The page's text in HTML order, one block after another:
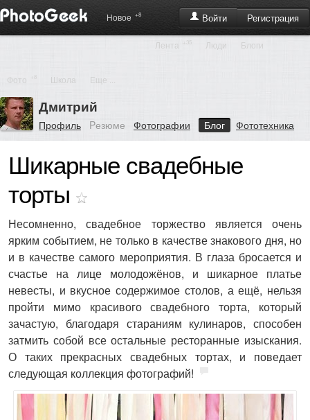
Войти Регистрация
Новое +8
Лента Люди Блоги
Фото Школа Еще ...
Дмитрий
Профиль Pезюме Фотографии Блог Фототехника
Шикарные свадебные
торты
Несомненно, свадебное торжество является очень
ярким событием, не только в качестве знакового дня, но
и в качестве самого мероприятия. В глаза бросается и
счастье на лице молодожёнов, и шикарное платье
невесты, и вкусное содержимое столов, а ещё, нельзя
пройти мимо красивого свадебного торта, который
зачастую, благодаря стараниям кулинаров, способен
затмить собой все остальные ресторанные изыскания.
О таких прекрасных свадебных тортах, и поведает
следующая коллекция фотографий!